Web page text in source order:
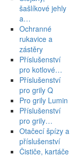
šašlíkové jehly
a…
Ochranné
rukavice a
zástěry
Příslušenství
pro kotlové…
Příslušenství
pro grily Q
Pro grily Lumin
Příslušenství
pro grily…
Otačecí špízy a
příslušenství
Čističe, kartáče